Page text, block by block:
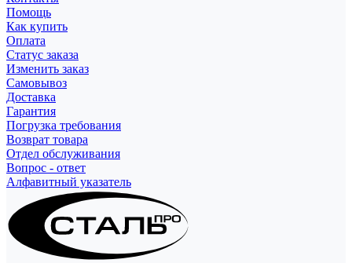
Помощь
Как купить
Оплата
Статус заказа
Изменить заказ
Самовывоз
Доставка
Гарантия
Погрузка требования
Возврат товара
Отдел обслуживания
Вопрос - ответ
Алфавитный указатель